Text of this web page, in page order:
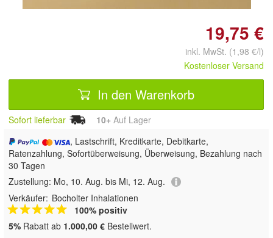
19,75 €
inkl. MwSt. (1,98 €/l)
Kostenloser Versand
In den Warenkorb
Sofort lieferbar 10+ Auf Lager
, Lastschrift, Kreditkarte, Debitkarte,
Ratenzahlung, Sofortüberweisung, Überweisung, Bezahlung nach
30 Tagen
Zustellung: Mo, 10. Aug. bis Mi, 12. Aug.
Verkäufer: Bocholter Inhalationen
100% positiv
5% Rabatt ab 1.000,00 € Bestellwert.